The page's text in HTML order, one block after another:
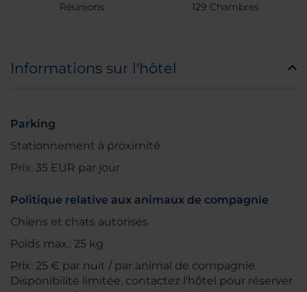
Réunions 129 Chambres
Informations sur l'hôtel
Parking
Stationnement à proximité
Prix: 35 EUR par jour
Politique relative aux animaux de compagnie
Chiens et chats autorisés
Poids max.: 25 kg
Prix: 25 € par nuit / par animal de compagnie.
Disponibilité limitée, contactez l'hôtel pour réserver